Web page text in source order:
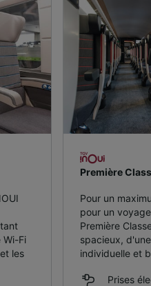
Wi-Fi
les
Première
Pour un
pour un
Première
spacieux,
individuelle et
Prises